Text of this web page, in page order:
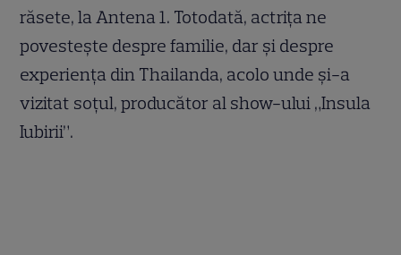
răsete, la Antena 1. Totodată, actrița ne
povestește despre familie, dar și despre
experiența din Thailanda, acolo unde și-a
vizitat soțul, producător al show-ului „Insula
Iubirii”.